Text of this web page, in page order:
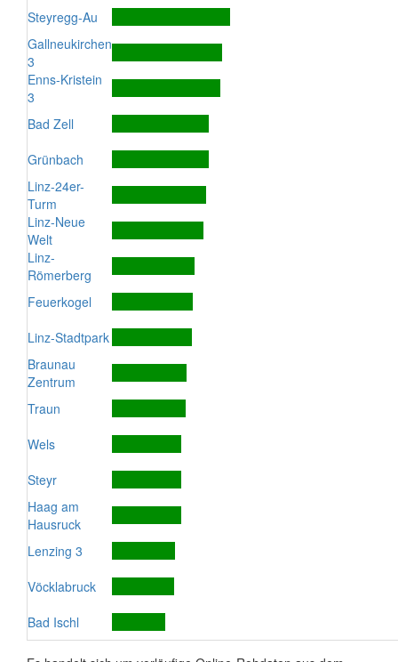
Steyregg-Au
Gallneukirchen
3
Enns-Kristein
3
Bad Zell
Grünbach
Linz-24er-
Turm
Linz-Neue
Welt
Linz-
Römerberg
Feuerkogel
Linz-Stadtpark
Braunau
Zentrum
Traun
Wels
Steyr
Haag am
Hausruck
Lenzing 3
Vöcklabruck
Bad Ischl